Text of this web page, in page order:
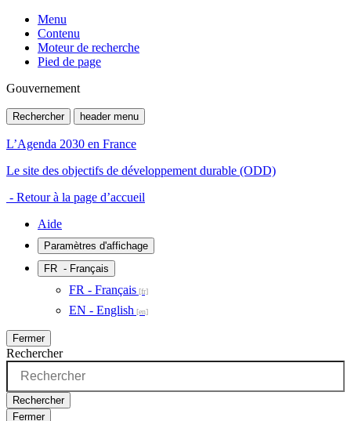
Menu
Contenu
Moteur de recherche
Pied de page
Gouvernement
Rechercher header menu
L’Agenda 2030 en France
Le site des objectifs de développement durable (ODD)
- Retour à la page d’accueil
Aide
Paramètres d'affichage
FR - Français
FR - Français
EN - English
Fermer
Rechercher
Rechercher
Fermer